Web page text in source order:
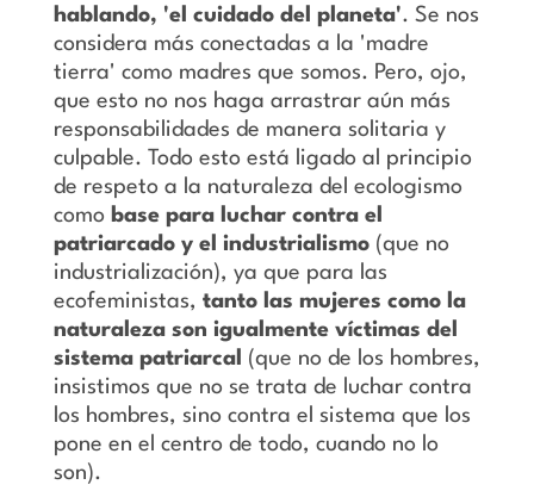
hablando, 'el cuidado del planeta'. Se nos
considera más conectadas a la 'madre
tierra' como madres que somos. Pero, ojo,
que esto no nos haga arrastrar aún más
responsabilidades de manera solitaria y
culpable. Todo esto está ligado al principio
de respeto a la naturaleza del ecologismo
como base para luchar contra el
patriarcado y el industrialismo(que no
industrialización), ya que para las
ecofeministas, tanto las mujeres como la
naturaleza son igualmente víctimas del
sistema patriarcal
(que no de los hombres,
insistimos que no se trata de luchar contra
los hombres, sino contra el sistema que los
pone en el centro de todo, cuando no lo
son).